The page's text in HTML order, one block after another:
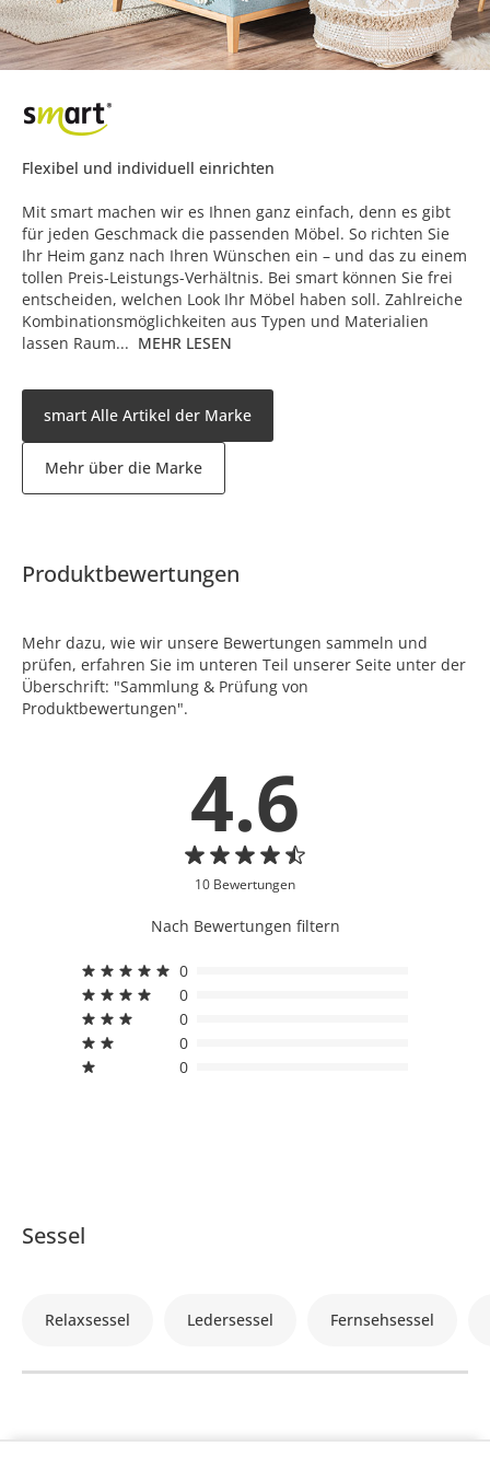
Flexibel und individuell einrichten
Mit smart machen wir es Ihnen ganz einfach, denn es gibt
für jeden Geschmack die passenden Möbel. So richten Sie
Ihr Heim ganz nach Ihren Wünschen ein – und das zu einem
tollen Preis-Leistungs-Verhältnis. Bei smart können Sie frei
entscheiden, welchen Look Ihr Möbel haben soll. Zahlreiche
Kombinationsmöglichkeiten aus Typen und Materialien
lassen Raum... MEHR LESEN
smart Alle Artikel der Marke
Mehr über die Marke
Produktbewertungen
Mehr dazu, wie wir unsere Bewertungen sammeln und
prüfen, erfahren Sie im unteren Teil unserer Seite unter der
Überschrift: "Sammlung & Prüfung von
Produktbewertungen".
4.6
10 Bewertungen
Nach Bewertungen filtern
0
0
0
0
0
Sessel
Relaxsessel Ledersessel Fernsehsessel